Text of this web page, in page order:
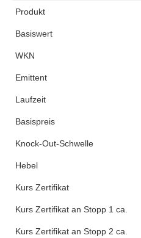
Produkt
Basiswert
WKN
Emittent
Laufzeit
Basispreis
Knock-Out-Schwelle
Hebel
Kurs Zertifikat
Kurs Zertifikat an Stopp 1 ca.
Kurs Zertifikat an Stopp 2 ca.